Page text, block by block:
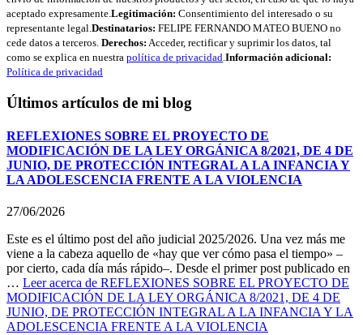
aceptado expresamente.Legitimación: Consentimiento del interesado o su
representante legal.Destinatarios: FELIPE FERNANDO MATEO BUENO no
cede datos a terceros. Derechos: Acceder, rectificar y suprimir los datos, tal
como se explica en nuestra política de privacidad.Información adicional:
Política de privacidad
Últimos artículos de mi blog
REFLEXIONES SOBRE EL PROYECTO DE
MODIFICACIÓN DE LA LEY ORGÁNICA 8/2021, DE 4 DE
JUNIO, DE PROTECCIÓN INTEGRAL A LA INFANCIA Y
LA ADOLESCENCIA FRENTE A LA VIOLENCIA
27/06/2026
Este es el último post del año judicial 2025/2026. Una vez más me
viene a la cabeza aquello de «hay que ver cómo pasa el tiempo» –
por cierto, cada día más rápido–. Desde el primer post publicado en
… Leeracerca de REFLEXIONES SOBRE EL PROYECTO DE
MODIFICACIÓN DE LA LEY ORGÁNICA 8/2021, DE 4 DE
JUNIO, DE PROTECCIÓN INTEGRAL A LA INFANCIA Y LA
ADOLESCENCIA FRENTE A LA VIOLENCIA